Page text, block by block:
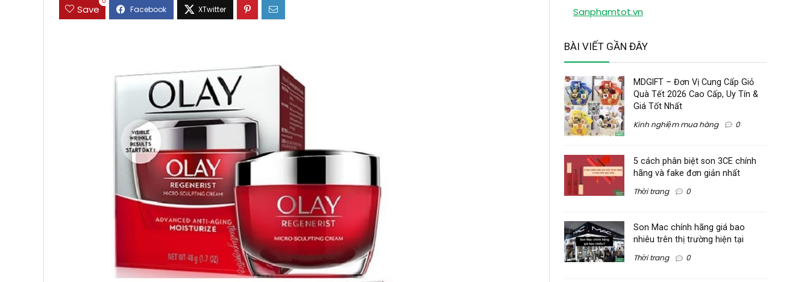
Save Sanphamtot.vn
BÀI VIẾT GẦN ĐÂY
MDGIFT – Đơn Vị Cung Cấp Giỏ
Quà Tết 2026 Cao Cấp, Uy Tín &
Giá Tốt Nhất
Kinh nghiệm mua hàng 0
5 cách phân biệt son 3CE chính
hãng và fake đơn giản nhất
Thời trang 0
Son Mac chính hãng giá bao
nhiêu trên thị trường hiện tại
Thời trang 0